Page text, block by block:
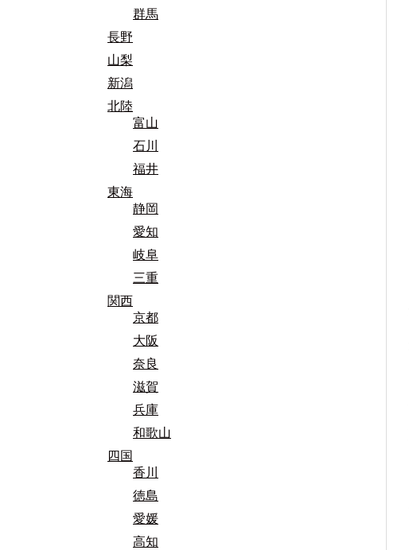
群馬
長野
山梨
新潟
北陸
富山
石川
福井
東海
静岡
愛知
岐阜
三重
関西
京都
大阪
奈良
滋賀
兵庫
和歌山
四国
香川
徳島
愛媛
高知